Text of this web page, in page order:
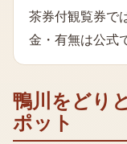
茶券付観覧券で
金・有無は公式
鴨川をどり
ポット